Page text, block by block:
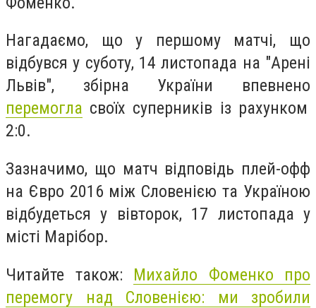
Нагадаємо, що у першому матчі, що
відбувся у суботу, 14 листопада на "Арені
Львів", збірна України впевнено
перемогла своїх суперників із рахунком
2:0.
Зазначимо, що матч відповідь плей-офф
на Євро 2016 між Словенією та Україною
відбудеться у вівторок, 17 листопада у
місті Марібор.
Читайте також: Михайло Фоменко про
перемогу над Словенією: ми зробили